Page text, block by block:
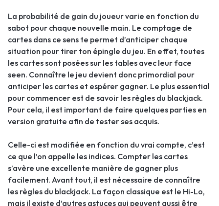
La probabilité de gain du joueur varie en fonction du
sabot pour chaque nouvelle main. Le comptage de
cartes dans ce sens te permet d’anticiper chaque
situation pour tirer ton épingle du jeu. En effet, toutes
les cartes sont posées sur les tables avec leur face
seen. Connaître le jeu devient donc primordial pour
anticiper les cartes et espérer gagner. Le plus essential
pour commencer est de savoir les règles du blackjack.
Pour cela, il est important de faire quelques parties en
version gratuite afin de tester ses acquis.
Celle-ci est modifiée en fonction du vrai compte, c’est
ce que l’on appelle les indices. Compter les cartes
s’avère une excellente manière de gagner plus
facilement. Avant tout, il est nécessaire de connaître
les règles du blackjack. La façon classique est le Hi-Lo,
mais il existe d’autres astuces qui peuvent aussi être